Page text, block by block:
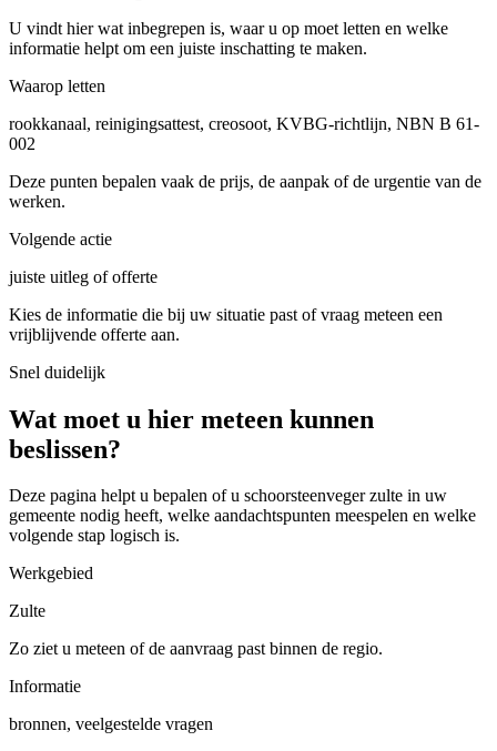
U vindt hier wat inbegrepen is, waar u op moet letten en welke
informatie helpt om een juiste inschatting te maken.
Waarop letten
rookkanaal, reinigingsattest, creosoot, KVBG-richtlijn, NBN B 61-
002
Deze punten bepalen vaak de prijs, de aanpak of de urgentie van de
werken.
Volgende actie
juiste uitleg of offerte
Kies de informatie die bij uw situatie past of vraag meteen een
vrijblijvende offerte aan.
Snel duidelijk
Wat moet u hier meteen kunnen
beslissen?
Deze pagina helpt u bepalen of u schoorsteenveger zulte in uw
gemeente nodig heeft, welke aandachtspunten meespelen en welke
volgende stap logisch is.
Werkgebied
Zulte
Zo ziet u meteen of de aanvraag past binnen de regio.
Informatie
bronnen, veelgestelde vragen